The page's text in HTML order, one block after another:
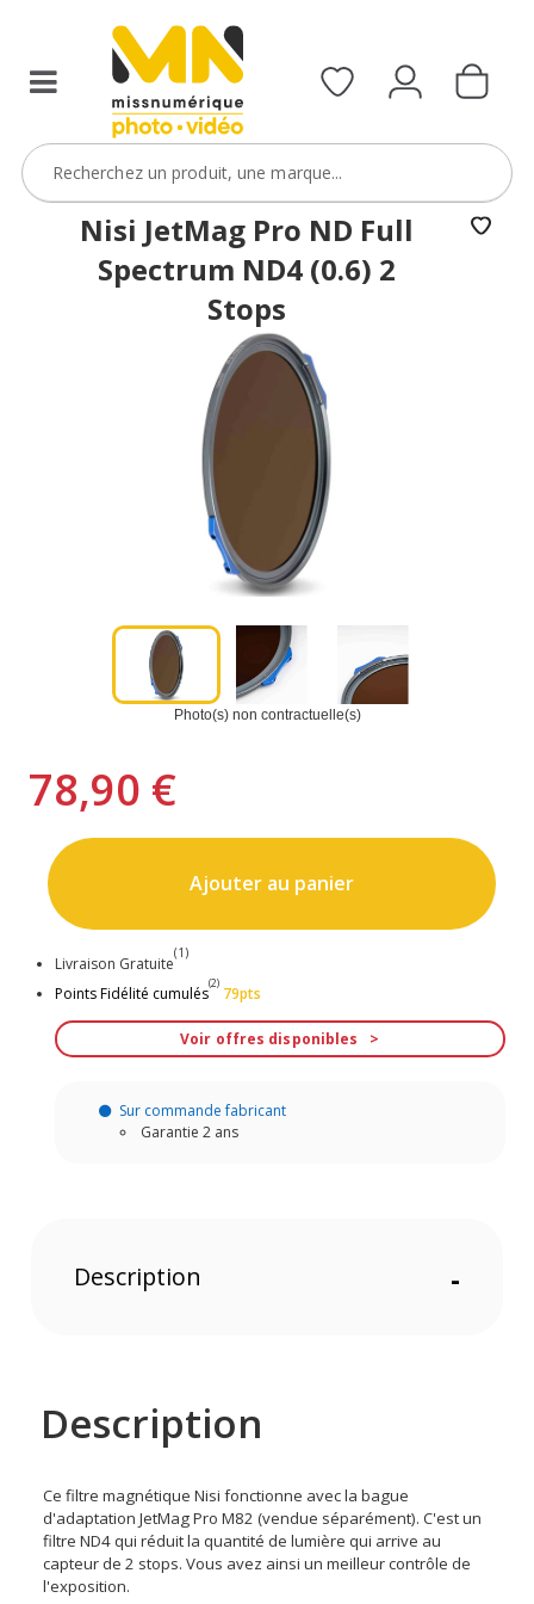
le
ObjectifFiltre5
VOIR L'OFFRE
Nisi JetMag Pro ND Full
Spectrum ND4 (0.6) 2
Stops
Photo(s) non contractuelle(s)
78,90 €
Ajouter au panier
Livraison Gratuite
(1)
Points Fidélité cumulés
(2)
79pts
Voir offres disponibles
Sur commande fabricant
Garantie 2 ans
Description -
Description
Ce filtre magnétique Nisi fonctionne avec la bague
d'adaptation JetMag Pro M82 (vendue séparément). C'est un
filtre ND4 qui réduit la quantité de lumière qui arrive au
capteur de 2 stops. Vous avez ainsi un meilleur contrôle de
l'exposition.